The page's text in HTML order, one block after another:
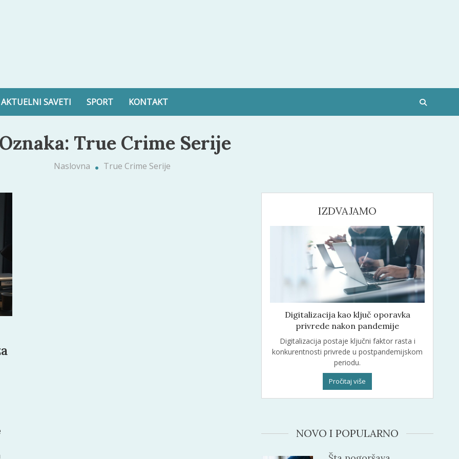
AKTUELNI SAVETI SPORT KONTAKT
Oznaka: True Crime Serije
Naslovna True Crime Serije
IZDVAJAMO
Digitalizacija kao ključ oporavka
privrede nakon pandemije
Digitalizacija postaje ključni faktor rasta i
konkurentnosti privrede u postpandemijskom
periodu.
Pročitaj više
NOVO I POPULARNO